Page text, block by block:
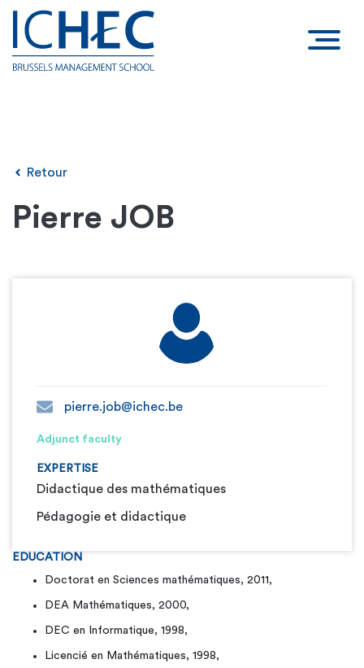
Retour
Pierre JOB
pierre.job@ichec.be
Adjunct faculty
EXPERTISE
Didactique des mathématiques
Pédagogie et didactique
EDUCATION
Doctorat en Sciences mathématiques, 2011,
DEA Mathématiques, 2000,
DEC en Informatique, 1998,
Licencié en Mathématiques, 1998,